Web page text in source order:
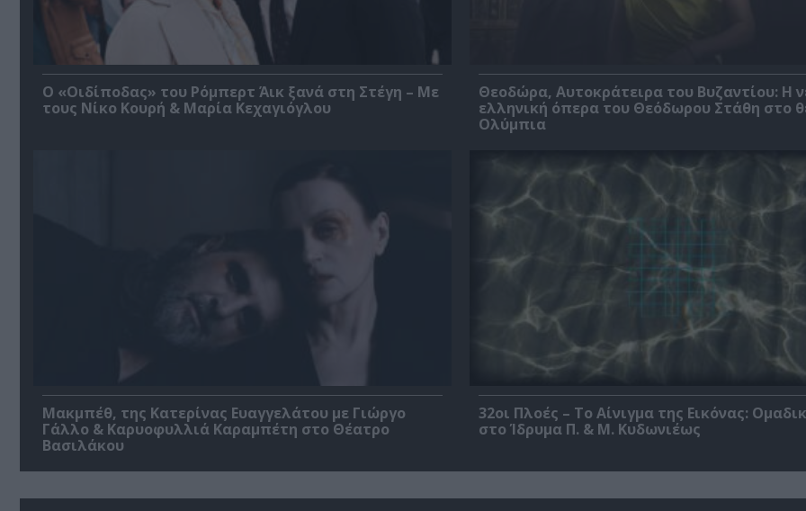
O «Οιδίποδας» του Ρόμπερτ Άικ ξανά στη Στέγη – Με
τους Νίκο Κουρή & Μαρία Κεχαγιόγλου
Θεοδώρα, Αυτοκράτειρα του Βυζαντίου: Η
ελληνική όπερα του Θεόδωρου Στάθη στο
Ολύμπια
Μακμπέθ, της Κατερίνας Ευαγγελάτου με Γιώργο
Γάλλο & Καρυοφυλλιά Καραμπέτη στο Θέατρο
Βασιλάκου
32οι Πλοές – Το Αίνιγμα της Εικόνας:
στο Ίδρυμα Π. & Μ. Κυδωνιέως